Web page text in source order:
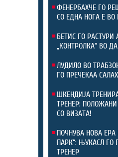
ФЕНЕРБАХЧЕ ГО
СО ЕДНА НОГА Е
БЕТИС ГО РАСТУРИ
„КОНТРОЛКА“ ВО
ЛУДИЛО ВО
ГО ПРЕЧЕКАА
ШКЕНДИЈА
ТРЕНЕР:
СО ВИЗАТА!
ПОЧНУВА НОВА ЕРА
ПАРК“: ЊУКАСЛ ГО
ТРЕНЕР